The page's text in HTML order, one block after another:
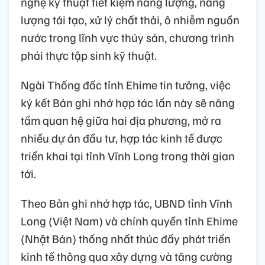
lượng tái tạo, xử lý chất thải, ô nhiễm nguồn
nước trong lĩnh vực thủy sản, chương trình
phái thực tập sinh kỹ thuật.
Ngài Thống đốc tỉnh Ehime tin tưởng, việc
ký kết Bản ghi nhớ hợp tác lần này sẽ nâng
tầm quan hệ giữa hai địa phương, mở ra
nhiều dự án đầu tư, hợp tác kinh tế được
triển khai tại tỉnh Vĩnh Long trong thời gian
tới.
Theo Bản ghi nhớ hợp tác, UBND tỉnh Vĩnh
Long (Việt Nam) và chính quyền tỉnh Ehime
(Nhật Bản) thống nhất thúc đẩy phát triển
kinh tế thông qua xây dựng và tăng cường